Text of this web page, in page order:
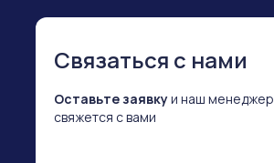
Связаться с нами
Оставьте заявкуи наш менеджер
свяжется с вами